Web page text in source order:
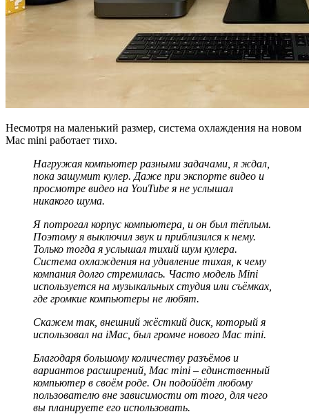
Несмотря на маленький размер, система охлаждения на новом
Mac mini работает тихо.
Нагружая компьютер разными задачами, я ждал,
пока зашумит кулер. Даже при экспорте видео и
просмотре видео на YouTube я не услышал
никакого шума.
Я потрогал корпус компьютера, и он был тёплым.
Поэтому я выключил звук и приблизился к нему.
Только тогда я услышал тихий шум кулера.
Система охлаждения на удивление тихая, к чему
компания долго стремилась. Часто модель Mini
используется на музыкальных студия или съёмках,
где громкие компьютеры не любят.
Скажем так, внешний жёсткий диск, который я
использовал на iMac, был громче нового Mac mini.
Благодаря большому количеству разъёмов и
вариантов расширений, Mac mini – единственный
компьютер в своём роде. Он подойдёт любому
пользователю вне зависимости от того, для чего
вы планируете его использовать.